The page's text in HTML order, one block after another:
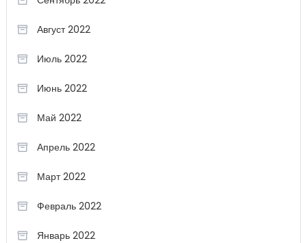
Август 2022
Июль 2022
Июнь 2022
Май 2022
Апрель 2022
Март 2022
Февраль 2022
Январь 2022